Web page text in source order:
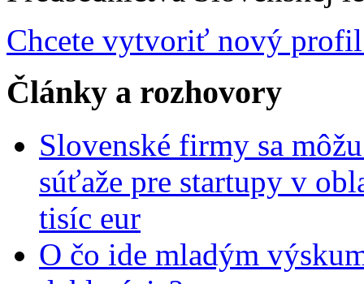
Chcete vytvoriť nový
Články a rozhovory
Slovenské firmy sa
súťaže pre startupy v
tisíc eur
O čo ide mladým